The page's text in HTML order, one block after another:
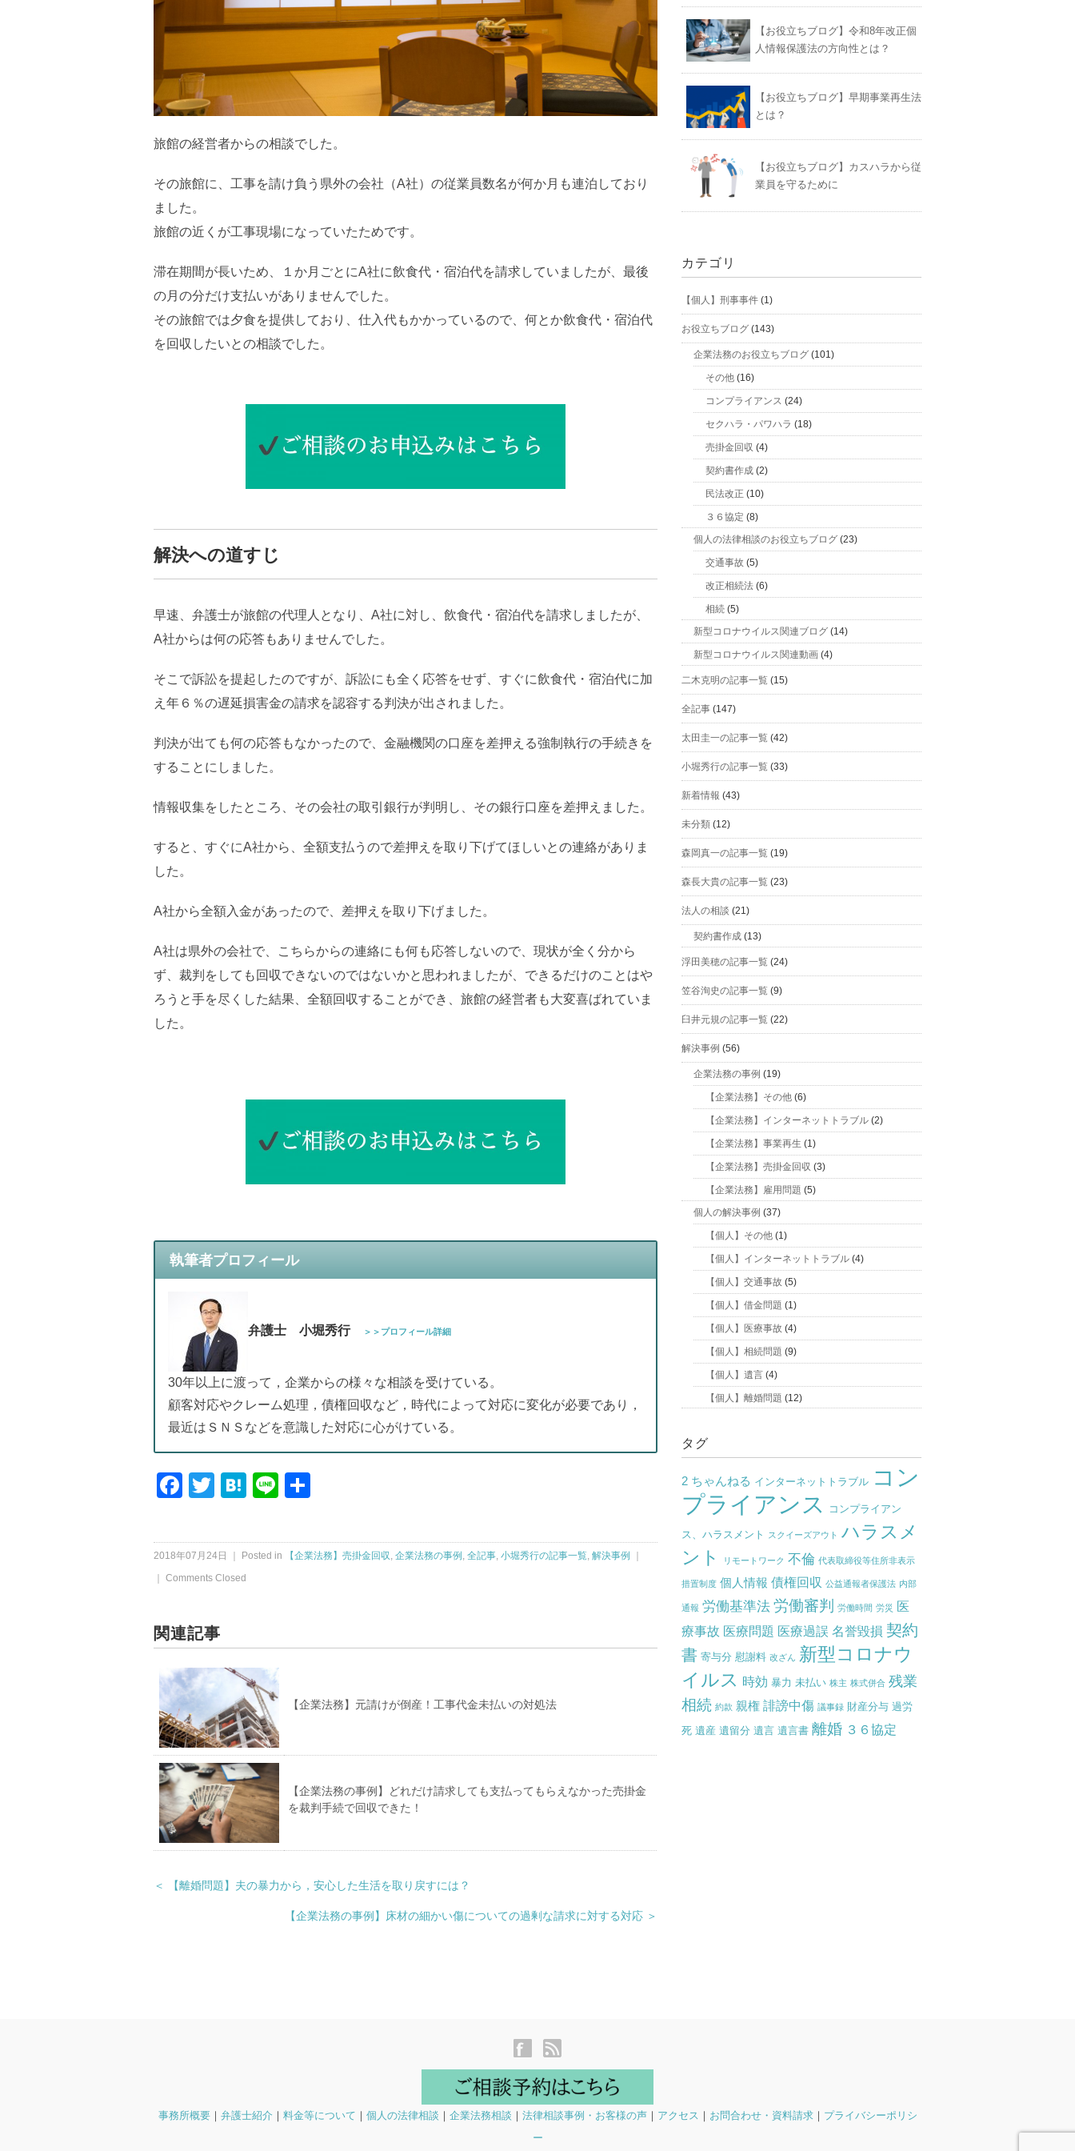
旅館の経営者からの相談でした。
その旅館に、工事を請け負う県外の会社（A社）の従業員数名が何か月も連泊しており
ました。
旅館の近くが工事現場になっていたためです。
滞在期間が長いため、１か月ごとにA社に飲食代・宿泊代を請求していましたが、最後
の月の分だけ支払いがありませんでした。
その旅館では夕食を提供しており、仕入代もかかっているので、何とか飲食代・宿泊代
を回収したいとの相談でした。
解決への道すじ
早速、弁護士が旅館の代理人となり、A社に対し、飲食代・宿泊代を請求しましたが、
A社からは何の応答もありませんでした。
そこで訴訟を提起したのですが、訴訟にも全く応答をせず、すぐに飲食代・宿泊代に加
え年６％の遅延損害金の請求を認容する判決が出されました。
判決が出ても何の応答もなかったので、金融機関の口座を差押える強制執行の手続きを
することにしました。
情報収集をしたところ、その会社の取引銀行が判明し、その銀行口座を差押えました。
すると、すぐにA社から、全額支払うので差押えを取り下げてほしいとの連絡がありま
した。
A社から全額入金があったので、差押えを取り下げました。
A社は県外の会社で、こちらからの連絡にも何も応答しないので、現状が全く分から
ず、裁判をしても回収できないのではないかと思われましたが、できるだけのことはや
ろうと手を尽くした結果、全額回収することができ、旅館の経営者も大変喜ばれていま
した。
執筆者プロフィール
弁護士 小堀秀行 ＞＞プロフィール詳細
30年以上に渡って，企業からの様々な相談を受けている。
顧客対応やクレーム処理，債権回収など，時代によって対応に変化が必要であり，
最近はＳＮＳなどを意識した対応に心がけている。
Facebook
TwitterHatena
Line
2018年07月24日 ｜ Posted in 【企業法務】売掛金回収, 企業法務の事例 , 全記事, 小堀秀行の記事一覧, 解決事例
Comments Closed
関連記事
【企業法務】元請けが倒産！工事代金未払いの対処法
【企業法務の事例】どれだけ請求しても支払ってもらえなかった売掛金
を裁判手続で回収できた！
＜ 【離婚問題】夫の暴力から，安心した生活を取り戻すには？
【企業法務の事例】床材の細かい傷についての過剰な請求に対する対応 ＞
【お役立ちブログ】令和8年改正個
人情報保護法の方向性とは？
【お役立ちブログ】早期事業再生法
とは？
【お役立ちブログ】カスハラから従
業員を守るために
カテゴリ
【個人】刑事事件 (1)
お役立ちブログ (143)
企業法務のお役立ちブログ (101)
その他 (16)
コンプライアンス (24)
セクハラ・パワハラ (18)
売掛金回収 (4)
契約書作成 (2)
民法改正 (10)
３６協定 (8)
個人の法律相談のお役立ちブログ (23)
交通事故 (5)
改正相続法 (6)
相続 (5)
新型コロナウイルス関連ブログ (14)
新型コロナウイルス関連動画 (4)
二木克明の記事一覧 (15)
全記事 (147)
太田圭一の記事一覧 (42)
小堀秀行の記事一覧 (33)
新着情報 (43)
未分類 (12)
森岡真一の記事一覧 (19)
森長大貴の記事一覧 (23)
法人の相談 (21)
契約書作成 (13)
浮田美穂の記事一覧 (24)
笠谷洵史の記事一覧 (9)
臼井元規の記事一覧 (22)
解決事例 (56)
企業法務の事例 (19)
【企業法務】その他 (6)
【企業法務】インターネットトラブル (2)
【企業法務】事業再生 (1)
【企業法務】売掛金回収 (3)
【企業法務】雇用問題 (5)
個人の解決事例 (37)
【個人】その他 (1)
【個人】インターネットトラブル (4)
【個人】交通事故 (5)
【個人】借金問題 (1)
【個人】医療事故 (4)
【個人】相続問題 (9)
【個人】遺言 (4)
【個人】離婚問題 (12)
タグ
2 ちゃんねる インターネットトラブル コン
プライアンス
コンプライアン
ス、ハラスメント スクイーズアウト ハラスメ
ント
リモートワーク 不倫 代表取締役等住所非表示
措置制度 個人情報 債権回収 公益通報者保護法 内部
通報 労働基準法 労働審判 労働時間 労災
医
療事故 医療問題 医療過誤 名誉毀損 契約
書 寄与分 慰謝料 改ざん 新型コロナウ
イルス 時効 暴力 未払い 株主 株式併合 残業
相続 約款 親権 誹謗中傷 議事録 財産分与 過労
死 遺産 遺留分 遺言 遺言書 離婚 ３６協定
事務所概要｜ 弁護士紹介 ｜ 料金等について ｜ 個人の法律相談 ｜ 企業法務相談 ｜ 法律相談事例・お客様の声｜ アクセス ｜ お問合わせ・資料請求｜ プライバシーポリシ
ー